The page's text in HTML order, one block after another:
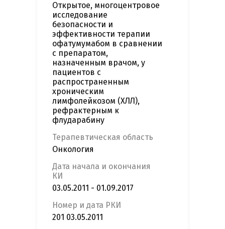
Открытое, многоцентровое
исследование
безопасности и
эффективности терапии
офатумумабом в сравнении
с препаратом,
назначенным врачом, у
пациентов с
распространенным
хроническим
лимфолейкозом (ХЛЛ),
рефрактерным к
флударабину
Терапевтическая область
Онкология
Дата начала и окончания
КИ
03.05.2011 - 01.09.2017
Номер и дата РКИ
201 03.05.2011